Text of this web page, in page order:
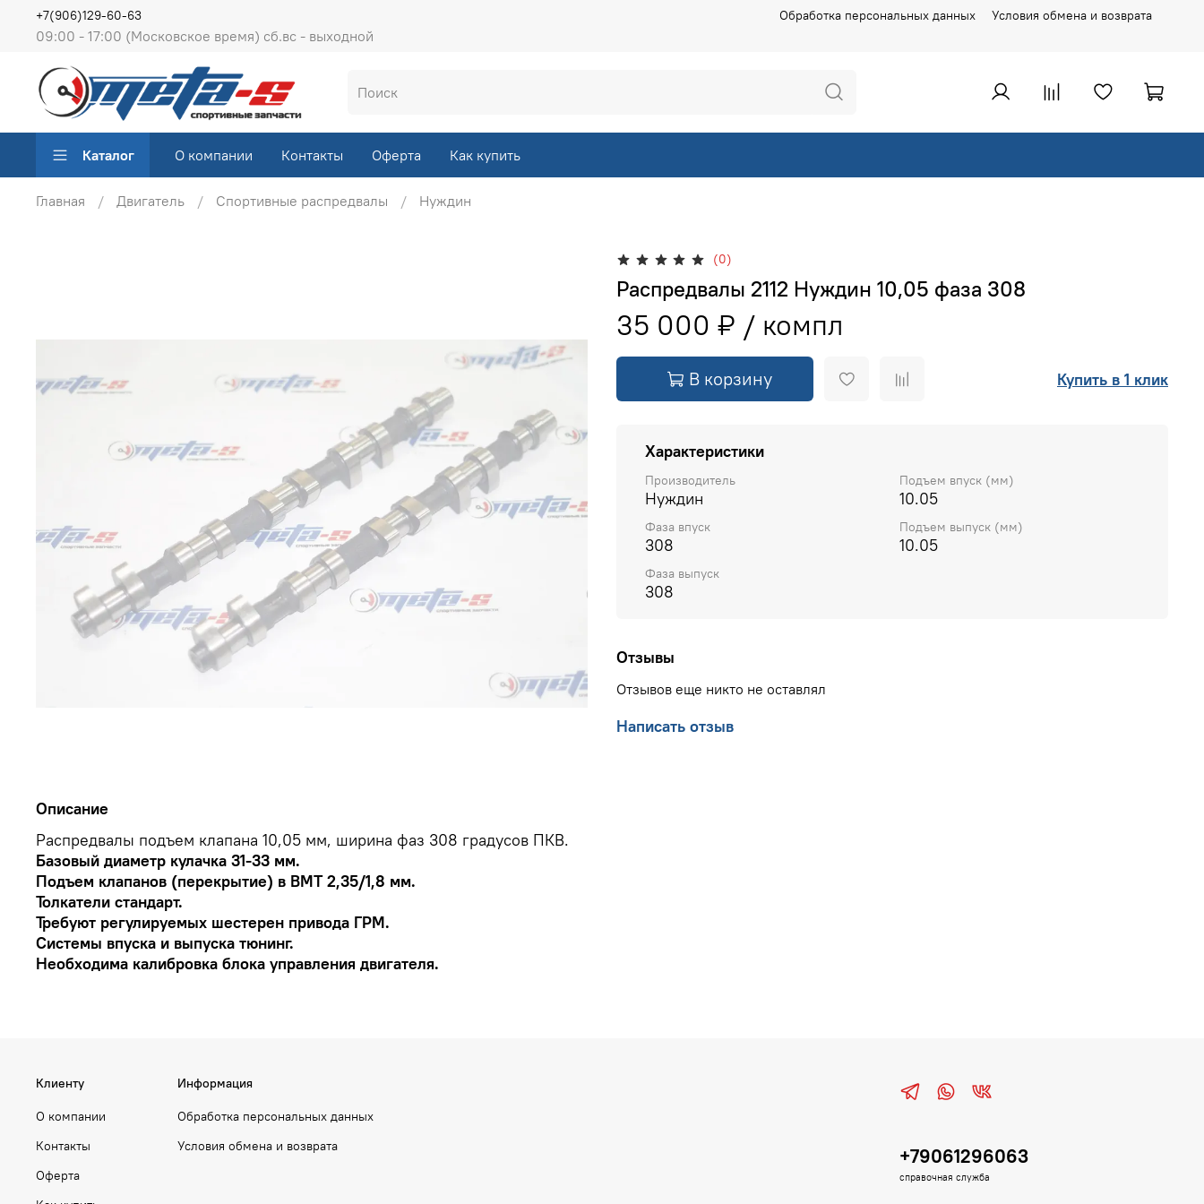
Обработка персональных данных Условия обмена и возврата
09:00 - 17:00 (Московское время) сб.вс - выходной
+7(906)129-60-63
Каталог О компании Контакты Оферта Как купить
Главная Двигатель Спортивные распредвалы Нуждин
(0)
Распредвалы 2112 Нуждин 10,05 фаза 308
35 000 ₽
В корзину Купить в 1 клик
Характеристики
Производитель
Нуждин
Подъем впуск (мм)
10.05
Фаза впуск
308
Подъем выпуск (мм)
10.05
Фаза выпуск
308
Отзывы
Отзывов еще никто не оставлял
Написать отзыв
Описание
Распредвалы подъем клапана 10,05 мм, ширина фаз 308 градусов ПКВ.
Базовый диаметр кулачка 31-33 мм.
Подъем клапанов (перекрытие) в ВМТ 2,35/1,8 мм.
Толкатели стандарт.
Требуют регулируемых шестерен привода ГРМ.
Системы впуска и выпуска тюнинг.
Необходима калибровка блока управления двигателя.
Клиенту
О компании
Контакты
Оферта
Информация
Обработка персональных данных
Условия обмена и возврата
+79061296063
справочная служба